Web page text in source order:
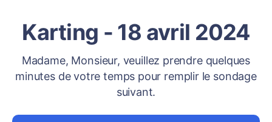
Karting - 18 avril 2024
Madame, Monsieur, veuillez prendre quelques
minutes de votre temps pour remplir le sondage
suivant.